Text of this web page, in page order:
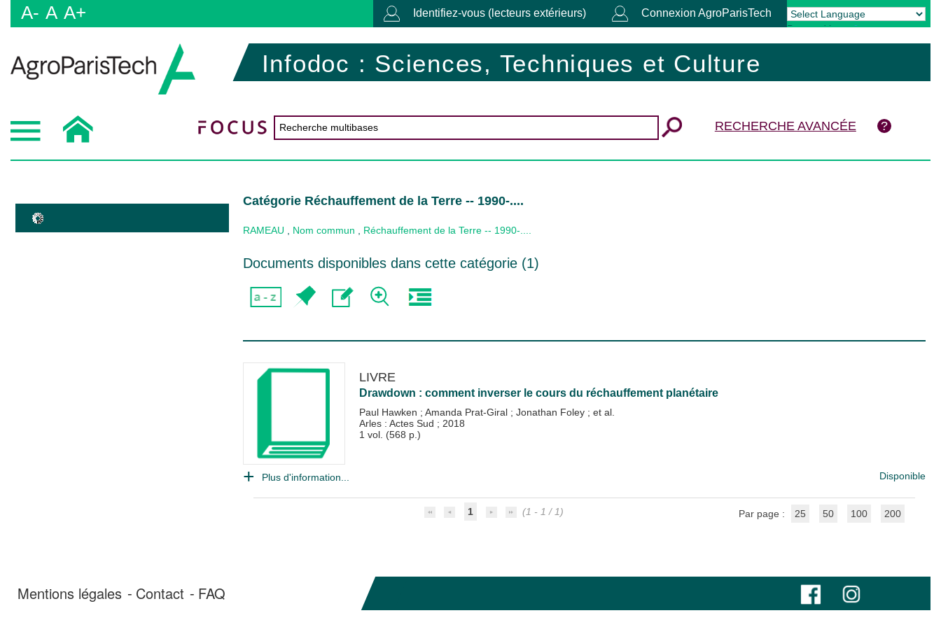
A- A A+ Identifiez-vous (lecteurs extérieurs) Connexion AgroParisTech
Powered by Translate
Infodoc : Sciences, Techniques et Culture
RECHERCHE AVANCÉE
Catégorie Réchauffement de la Terre -- 1990-....
RAMEAU Nom commun Réchauffement de la Terre -- 1990-....
Documents disponibles dans cette catégorie (1)
LIVRE
Drawdown : comment inverser le cours du réchauffement planétaire
Paul Hawken ; Amanda Prat-Giral ; Jonathan Foley ; et al.
Arles : Actes Sud ; 2018
1 vol. (568 p.)
Plus d'information... Disponible
1 (1 - 1 / 1) Par page : 25 50 100 200
Mentions légales Contact FAQ